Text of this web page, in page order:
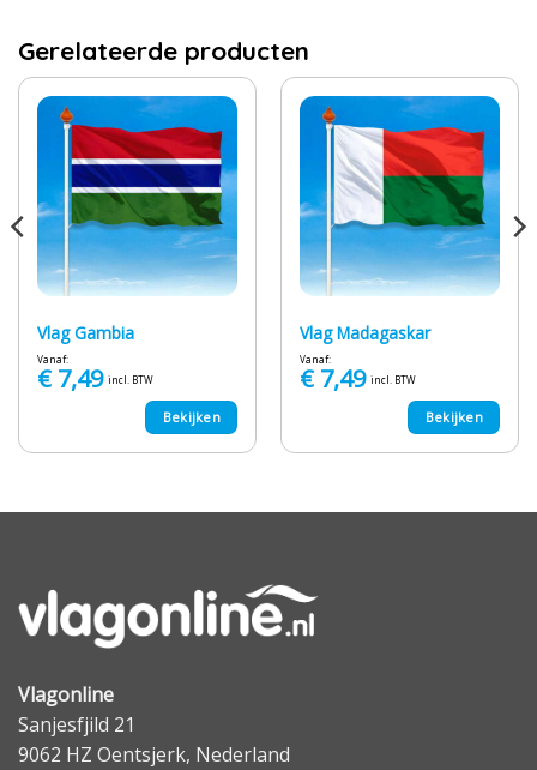
Gerelateerde producten
Vlag Gambia
Vanaf:
€7,49 incl. BTW
Bekijken
Vlag Madagaskar
Vanaf:
€7,49 incl. BTW
Bekijken
Vlagonline
Sanjesfjild 21
9062 HZ Oentsjerk, Nederland